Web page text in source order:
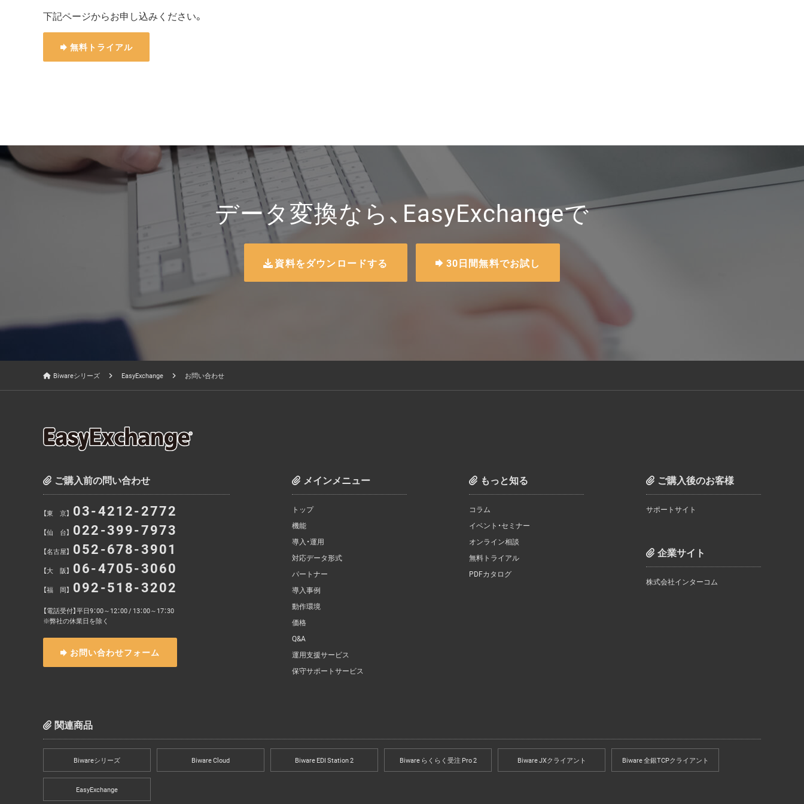
下記ページからお申し込みください。
無料トライアル
データ変換なら、EasyExchangeで
資料をダウンロードする 30日間無料でお試し
Biwareシリーズ EasyExchange お問い合わせ
ご購入前の問い合わせ
【東 京】 03-4212-2772
【仙 台】 022-399-7973
【名古屋】 052-678-3901
【大 阪】 06-4705-3060
【福 岡】 092-518-3202
【電話受付】平日9：00～12：00 / 13：00～17：30
※弊社の休業日を除く
お問い合わせフォーム
メインメニュー
トップ
機能
導入・運用
対応データ形式
パートナー
導入事例
動作環境
価格
Q&A
運用支援サービス
保守サポートサービス
もっと知る
コラム
イベント・セミナー
オンライン相談
無料トライアル
PDFカタログ
ご購入後のお客様
サポートサイト
企業サイト
株式会社インターコム
関連商品
Biwareシリーズ Biware Cloud Biware EDI Station 2 Biware らくらく受注 Pro 2 Biware JXクライアント Biware 全銀TCPクライアント
EasyExchange